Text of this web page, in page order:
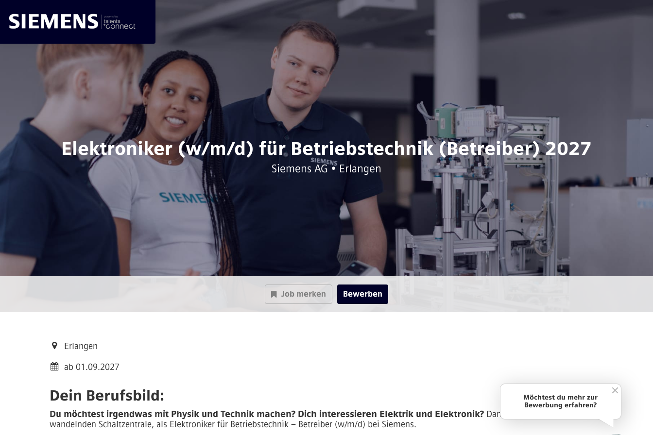
Elektroniker (w/m/d) für Betriebstechnik (Betreiber) 2027
Siemens AG • Erlangen
Job merken Bewerben
Erlangen
ab 01.09.2027
Dein Berufsbild:
Du möchtest irgendwas mit Physik und Technik machen? Dich interessieren Elektrik und Elektronik? Dann werde zur
wandelnden Schaltzentrale, als Elektroniker für Betriebstechnik – Betreiber (w/m/d) bei Siemens.
Möchtest du mehr zur
Bewerbung erfahren?